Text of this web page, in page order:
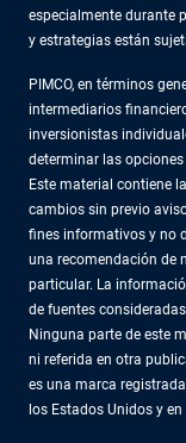
especialmente durante
y estrategias están
PIMCO, en términos
intermediarios
inversionistas
determinar las
Este material contiene
cambios sin previo
fines informativos y no
una recomendación de
particular. La
de fuentes
Ninguna parte de este
ni referida en otra
es una marca
los Estados Unidos y